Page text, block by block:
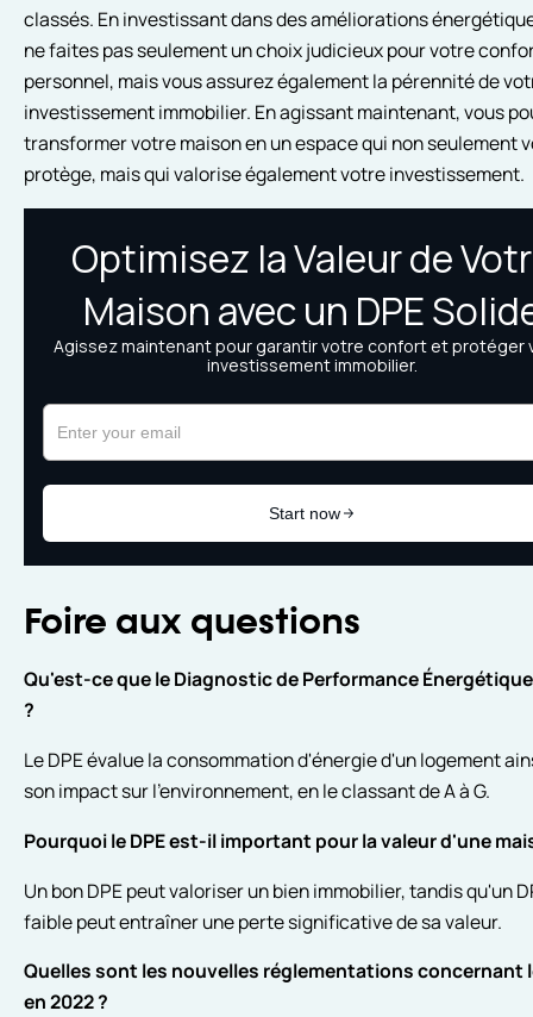
classés. En investissant dans des améliorations
ne faites pas seulement un choix judicieux pour votre
personnel, mais vous assurez également la pérennité de
investissement immobilier. En agissant maintenant, vous
transformer votre maison en un espace qui non seulement
protège, mais qui valorise également votre investissement.
Foire aux questions
Qu'est-ce que le Diagnostic de Performance
?
Le DPE évalue la consommation d'énergie d'un logement
son impact sur l'environnement, en le classant de A à G.
Pourquoi le DPE est-il important pour la valeur d'une
Un bon DPE peut valoriser un bien immobilier, tandis qu'un
faible peut entraîner une perte significative de sa valeur.
Quelles sont les nouvelles réglementations concernant
en 2022 ?